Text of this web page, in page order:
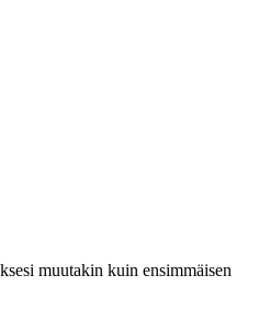
muutakin kuin ensimmäisen